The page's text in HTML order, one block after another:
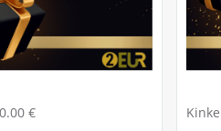
€